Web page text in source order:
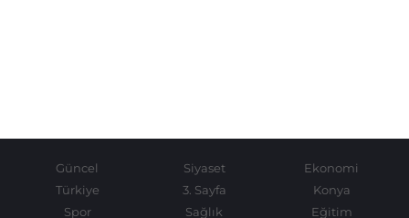
Güncel Siyaset
Ekonomi
Türkiye
3. Sayfa
Konya
Spor
Sağlık Eğitim